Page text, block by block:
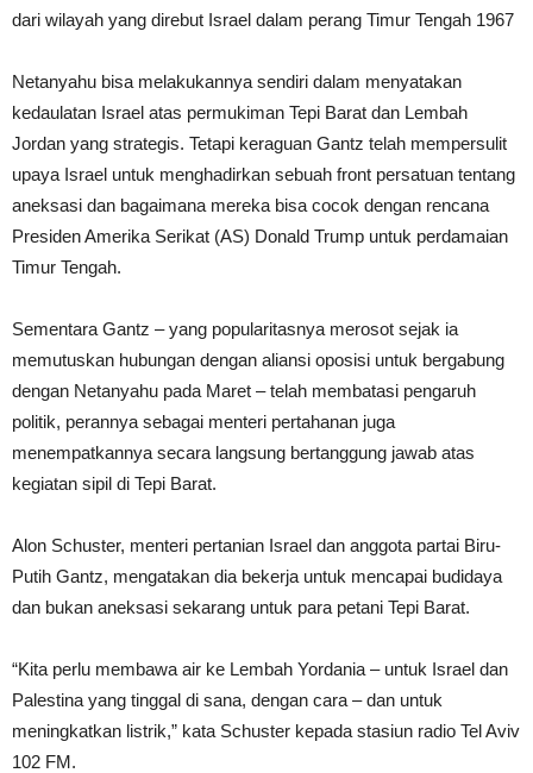
dari wilayah yang direbut Israel dalam perang Timur Tengah 1967
Netanyahu bisa melakukannya sendiri dalam menyatakan
kedaulatan Israel atas permukiman Tepi Barat dan Lembah
Jordan yang strategis. Tetapi keraguan Gantz telah mempersulit
upaya Israel untuk menghadirkan sebuah front persatuan tentang
aneksasi dan bagaimana mereka bisa cocok dengan rencana
Presiden Amerika Serikat (AS) Donald Trump untuk perdamaian
Timur Tengah.
Sementara Gantz – yang popularitasnya merosot sejak ia
memutuskan hubungan dengan aliansi oposisi untuk bergabung
dengan Netanyahu pada Maret – telah membatasi pengaruh
politik, perannya sebagai menteri pertahanan juga
menempatkannya secara langsung bertanggung jawab atas
kegiatan sipil di Tepi Barat.
Alon Schuster, menteri pertanian Israel dan anggota partai Biru-
Putih Gantz, mengatakan dia bekerja untuk mencapai budidaya
dan bukan aneksasi sekarang untuk para petani Tepi Barat.
“Kita perlu membawa air ke Lembah Yordania – untuk Israel dan
Palestina yang tinggal di sana, dengan cara – dan untuk
meningkatkan listrik,” kata Schuster kepada stasiun radio Tel Aviv
102 FM.